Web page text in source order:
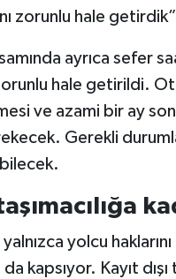
zorunlu hale
ayrıca sefer
hale getirildi.
ve azami bir ay
Gerekli
taşımacılığa
yolcu
kapsıyor. Kayıt